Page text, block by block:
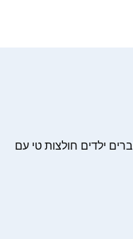
ילדים חולצות טי עם